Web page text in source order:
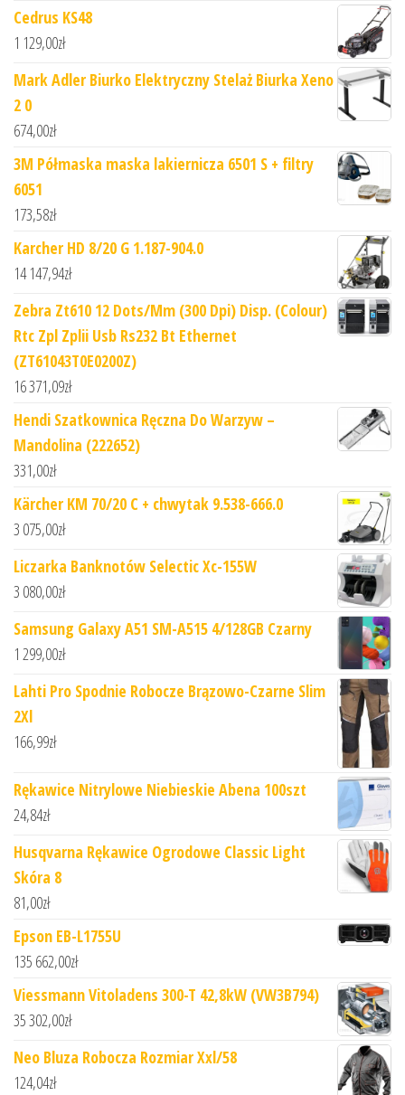
Cedrus KS48
1 129,00zł
Mark Adler Biurko Elektryczny Stelaż Biurka Xeno
2 0
674,00zł
3M Półmaska maska lakiernicza 6501 S + filtry
6051
173,58zł
Karcher HD 8/20 G 1.187-904.0
14 147,94zł
Zebra Zt610 12 Dots/Mm (300 Dpi) Disp. (Colour)
Rtc Zpl Zplii Usb Rs232 Bt Ethernet
(ZT61043T0E0200Z)
16 371,09zł
Hendi Szatkownica Ręczna Do Warzyw –
Mandolina (222652)
331,00zł
Kärcher KM 70/20 C + chwytak 9.538-666.0
3 075,00zł
Liczarka Banknotów Selectic Xc-155W
3 080,00zł
Samsung Galaxy A51 SM-A515 4/128GB Czarny
1 299,00zł
Lahti Pro Spodnie Robocze Brązowo-Czarne Slim
2Xl
166,99zł
Rękawice Nitrylowe Niebieskie Abena 100szt
24,84zł
Husqvarna Rękawice Ogrodowe Classic Light
Skóra 8
81,00zł
Epson EB-L1755U
135 662,00zł
Viessmann Vitoladens 300-T 42,8kW (VW3B794)
35 302,00zł
Neo Bluza Robocza Rozmiar Xxl/58
124,04zł